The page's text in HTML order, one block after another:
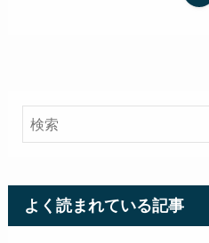
よく読まれている記事